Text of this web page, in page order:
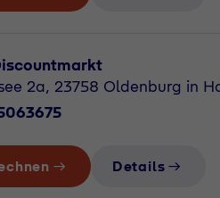
2a, 23758 Oldenburg in
Details